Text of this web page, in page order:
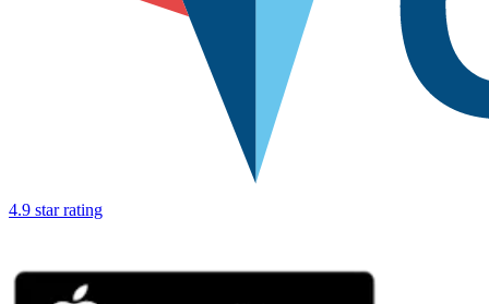
4.9 star rating